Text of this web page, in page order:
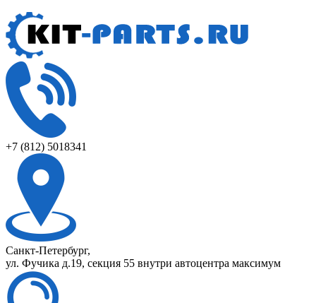
+7 (812) 5018341
Санкт-Петербург,
ул. Фучика д.19, секция 55 внутри автоцентра максимум